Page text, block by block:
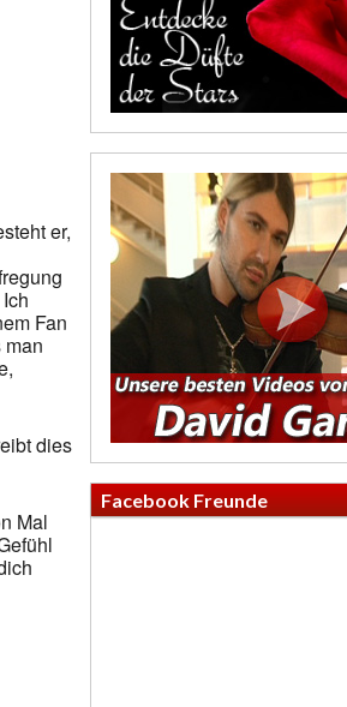
er,
Fan
man
dies
Mal
Facebook Freunde